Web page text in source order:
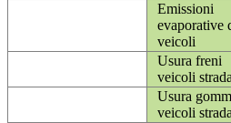
Emissioni
evaporative
veicoli
Usura freni
veicoli
Usura
veicoli